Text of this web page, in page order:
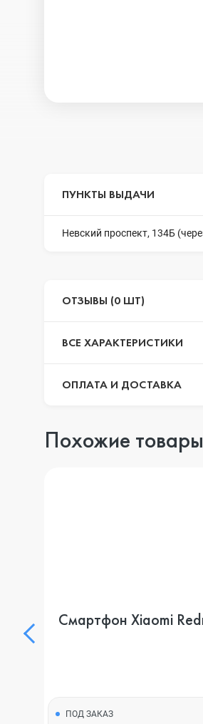
ПУНКТЫ ВЫДАЧИ
Невский проспект, 134Б
ОТЗЫВЫ (0 ШТ)
ВСЕ ХАРАКТЕРИСТИКИ
ОПЛАТА И ДОСТАВКА
Похожие товары
Смартфон Xiaomi
ПОД ЗАКАЗ